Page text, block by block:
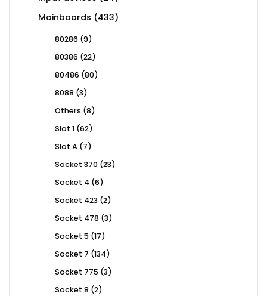
products
Mainboards 433433
80286 99
80386 2222
80486 8080
8088 33
Others 88
Slot 1 6262
Slot A 77
Socket 370 2323
Socket 4 66
Socket 423 22
Socket 478 33
Socket 5 1717
Socket 7 134134
Socket 775 33
Socket 8 22